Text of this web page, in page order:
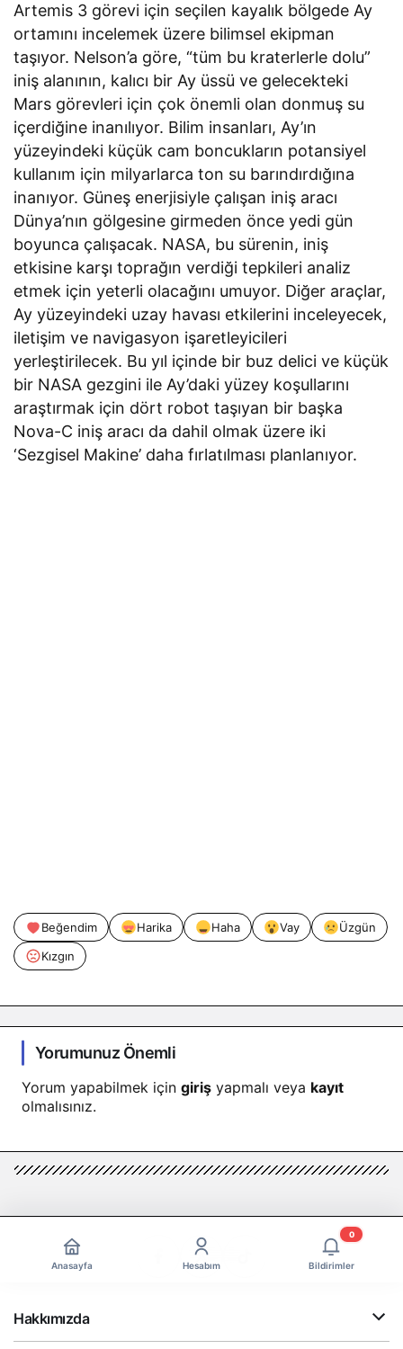
Artemis 3 görevi için seçilen kayalık bölgede Ay
ortamını incelemek üzere bilimsel ekipman
taşıyor. Nelson’a göre, “tüm bu kraterlerle dolu”
iniş alanının, kalıcı bir Ay üssü ve gelecekteki
Mars görevleri için çok önemli olan donmuş su
içerdiğine inanılıyor. Bilim insanları, Ay’ın
yüzeyindeki küçük cam boncukların potansiyel
kullanım için milyarlarca ton su barındırdığına
inanıyor. Güneş enerjisiyle çalışan iniş aracı
Dünya’nın gölgesine girmeden önce yedi gün
boyunca çalışacak. NASA, bu sürenin, iniş
etkisine karşı toprağın verdiği tepkileri analiz
etmek için yeterli olacağını umuyor. Diğer araçlar,
Ay yüzeyindeki uzay havası etkilerini inceleyecek,
iletişim ve navigasyon işaretleyicileri
yerleştirilecek. Bu yıl içinde bir buz delici ve küçük
bir NASA gezgini ile Ay’daki yüzey koşullarını
araştırmak için dört robot taşıyan bir başka
Nova-C iniş aracı da dahil olmak üzere iki
‘Sezgisel Makine’ daha fırlatılması planlanıyor.
Beğendim Harika Haha Vay
Üzgün
Kızgın
Yorumunuz Önemli
Yorum yapabilmek için giriş yapmalı veya kayıt
olmalısınız.
Anasayfa Hesabım Bildirimler
0
Hakkımızda